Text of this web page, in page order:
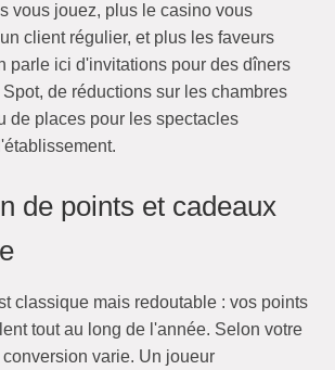
vous jouez, plus le casino vous
client régulier, et plus les faveurs
parle ici d'invitations pour des dîners
de réductions sur les chambres
de places pour les spectacles
de points et cadeaux
classique mais redoutable : vos points
tout au long de l'année. Selon votre
varie. Un joueur